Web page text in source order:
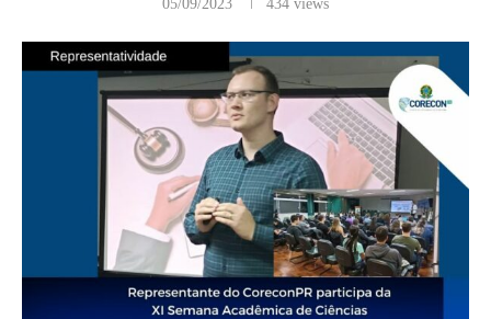
05/09/2023 434 views